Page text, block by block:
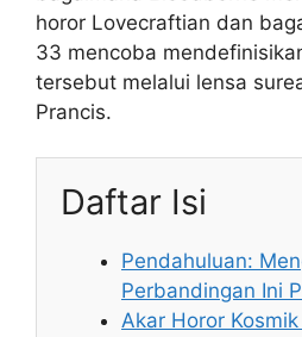
horor Lovecraftian dan
33 mencoba
tersebut melalui lensa
Prancis.
Daftar Isi
Pendahuluan:
Perbandingan Ini
Akar Horor